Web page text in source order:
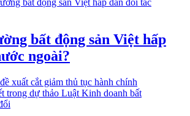
bất động sản Việt hấp
ngoài?